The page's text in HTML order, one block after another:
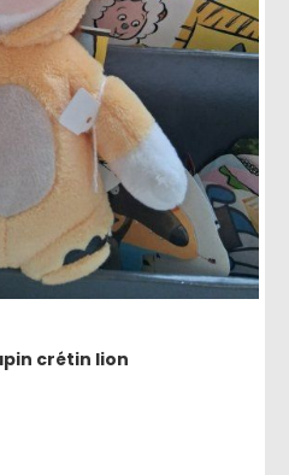
crétin lion